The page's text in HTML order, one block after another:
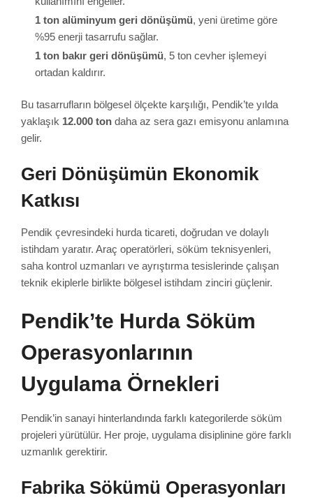
1 ton alüminyum geri dönüşümü, yeni üretime göre
%95 enerji tasarrufu sağlar.
1 ton bakır geri dönüşümü, 5 ton cevher işlemeyi
ortadan kaldırır.
Bu tasarrufların bölgesel ölçekte karşılığı, Pendik’te yılda
yaklaşık 12.000 ton daha az sera gazı emisyonu anlamına
gelir.
Geri Dönüşümün Ekonomik
Katkısı
Pendik çevresindeki hurda ticareti, doğrudan ve dolaylı
istihdam yaratır. Araç operatörleri, söküm teknisyenleri,
saha kontrol uzmanları ve ayrıştırma tesislerinde çalışan
teknik ekiplerle birlikte bölgesel istihdam zinciri güçlenir.
Pendik’te Hurda Söküm
Operasyonlarının
Uygulama Örnekleri
Pendik’in sanayi hinterlandında farklı kategorilerde söküm
projeleri yürütülür. Her proje, uygulama disiplinine göre farklı
uzmanlık gerektirir.
Fabrika Sökümü Operasyonları